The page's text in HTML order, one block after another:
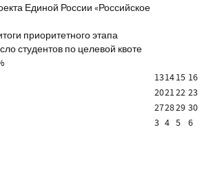
Единой России «Российское
приоритетного этапа
студентов по целевой квоте
131415 16
202122 23
272829 30
3 4 5 6